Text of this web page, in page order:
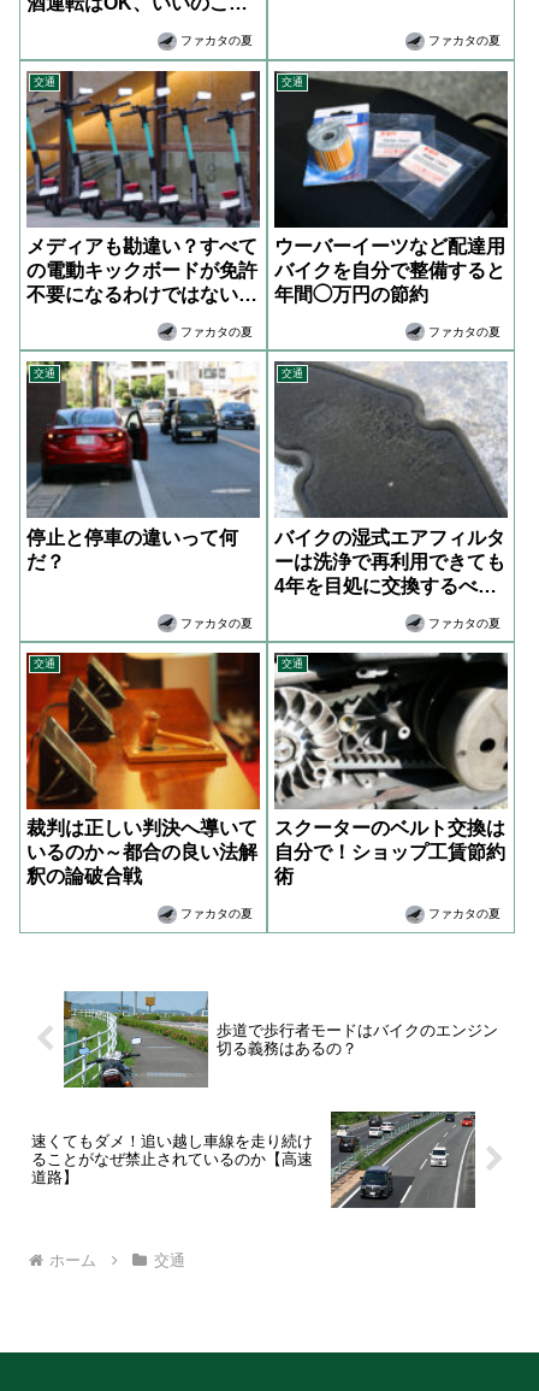
ファカタの夏 ファカタの夏
交通
メディアも勘違い？すべて
の電動キックボードが免許
不要になるわけではない
ファカタの夏
交通
ウーバーイーツなど配達用
バイクを自分で整備すると
年間◯万円の節約
ファカタの夏
交通
停止と停車の違いって何
だ？
ファカタの夏
交通
バイクの湿式エアフィルタ
ーは洗浄で再利用できても
4年を目処に交換するべ
ファカタの夏
交通
裁判は正しい判決へ導いて
いるのか～都合の良い法解
釈の論破合戦
ファカタの夏
交通
スクーターのベルト交換は
自分で！ショップ工賃節約
術
ファカタの夏
歩道で歩行者モードはバイクのエンジン
切る義務はあるの？
速くてもダメ！追い越し車線を走り続け
ることがなぜ禁止されているのか【高速
道路】
ホーム 交通